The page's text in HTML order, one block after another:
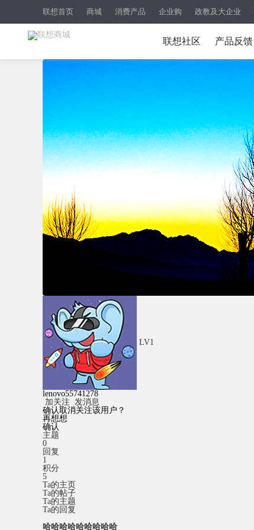
联想首页 商城 消费产品 企业购 政教及大企业
联想社区 产品反馈
LV1
lenovo55741278
加关注 发消息
确认取消关注该用户？
再想想
确认
主题
0
回复
1
积分
5
Ta的主页
Ta的帖子
Ta的主题
Ta的回复
哈哈哈哈哈哈哈哈哈